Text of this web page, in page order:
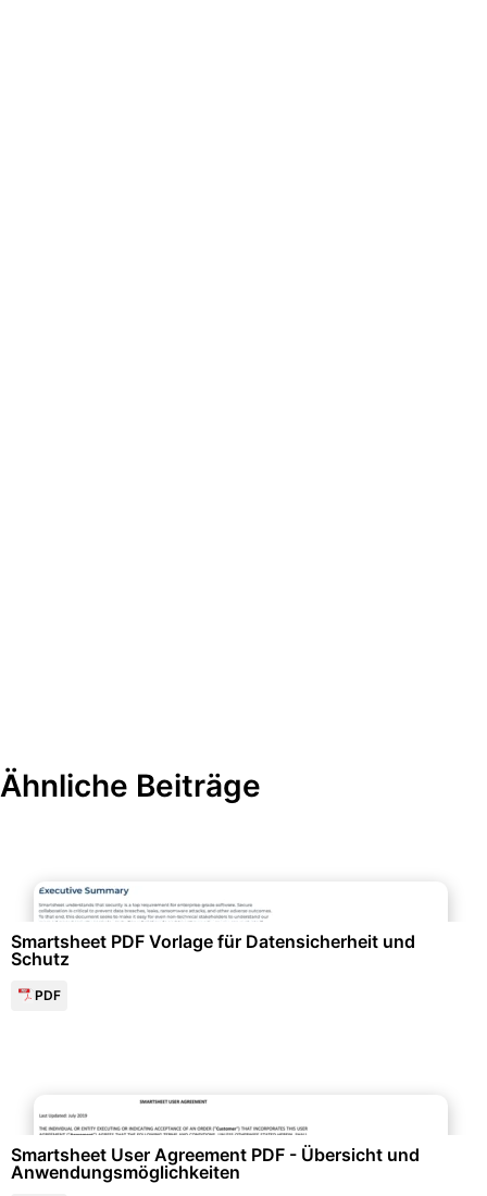
Ähnliche Beiträge
Smartsheet PDF Vorlage für Datensicherheit und
Schutz
PDF
Smartsheet User Agreement PDF - Übersicht und
Anwendungsmöglichkeiten